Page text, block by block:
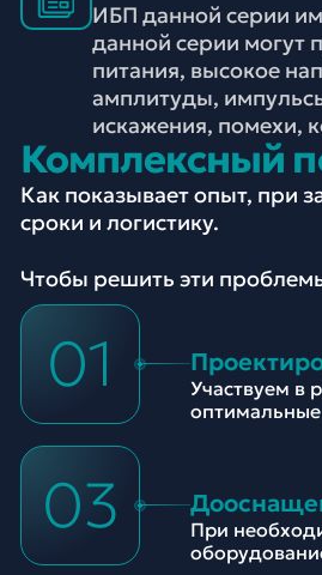
ИБП данной серии
данной серии могут
питания, высокое
амплитуды,
искажения, помехи,
Комплексный
Как показывает опыт, при
сроки и логистику.
Чтобы решить эти
01
Участвуем в
03
При